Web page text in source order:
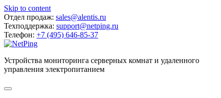
Skip to content
Отдел продаж: sales@alentis.ru
Техподдержка: support@netping.ru
Телефон: +7 (495) 646-85-37
Устройства мониторинга серверных комнат и удаленного
управления электропитанием